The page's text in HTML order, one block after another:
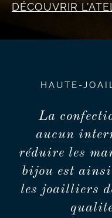
DÉCOUVRIR
HAUTE-
La
aucun
réduire les
bijou est
les joailliers